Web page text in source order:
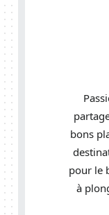
bons
pour le
à